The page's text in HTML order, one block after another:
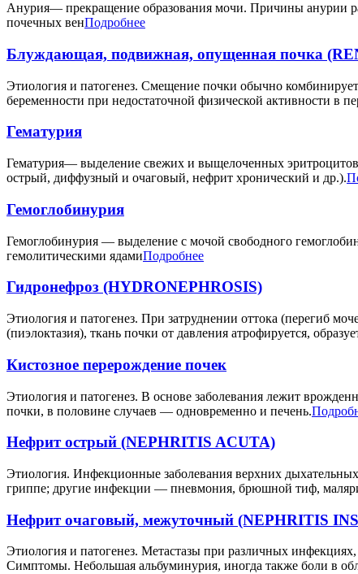
Анурия— прекращение образования мочи. Причины анурии
почечных венПодробнее
Блуждающая, подвижная, опущенная почка
Этиология и патогенез. Смещение почки обычно
беременности при недостаточной физической активности в
Гематурия
Гематурия— выделение свежих и выщелоченных
острый, диффузный и очаговый, нефрит хронический и др.).
Гемоглобинурия
Гемоглобинурия — выделение с мочой свободного
гемолитическими ядамиПодробнее
Гидронефроз (HYDRONEPHROSIS)
Этиология и патогенез. При затруднении оттока (перегиб
(пиэлоктазия), ткань почки от давления атрофируется,
Кистозное перерождение почек
Этиология и патогенез. В основе заболевания лежит
почки, в половине случаев — одновременно и печень.
Нефрит острый (NEPHRITIS ACUTA)
Этиология. Инфекционные заболевания верхних
гриппе; другие инфекции — пневмония, брюшной тиф,
Нефрит очаговый, межуточный (NEPHRITIS
Этиология и патогенез. Метастазы при различных
Симптомы. Небольшая альбуминурия, иногда также боли в